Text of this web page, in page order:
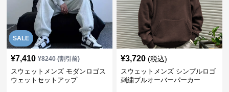
SALE
¥7,410 ¥8240(割引前)
スウェットメンズ モダンロゴス
ウェットセットアップ
¥3,720 (税込)
スウェットメンズ シンプルロゴ
刺繍プルオーバーパーカー